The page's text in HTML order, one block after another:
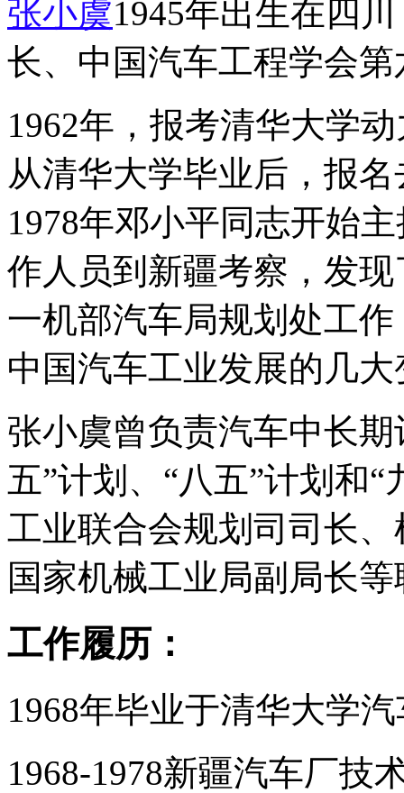
张小虞1945年出生在四
长、中国汽车工程学会
1962年，报考清华大学
从清华大学毕业后，报
1978年邓小平同志开始
作人员到新疆考察，发
一机部汽车局规划处工
中国汽车工业发展的几大
张小虞曾负责汽车中长
五”计划、“八五”计划和
工业联合会规划司司长
国家机械工业局副局长等
工作履历：
1968年毕业于清华大学
1968-1978新疆汽车厂技